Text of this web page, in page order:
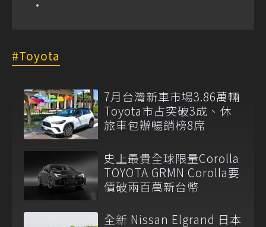
Toyota
7月台灣新車市場3.86萬輛
Toyota市占突破3成、休
旅車包辦暢銷榜8席
史上最貴全球限量Corolla
TOYOTA GRMN Corolla要
價破兩百萬新台幣
全新 Nissan Elgrand 日本